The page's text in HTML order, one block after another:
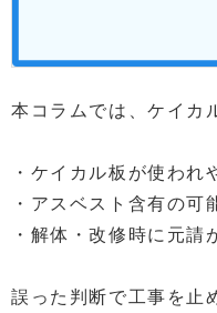
本コラムでは、ケイカ
・ケイカル板が使わ
・アスベスト含有の
・解体・改修時に元
誤った判断で工事を止